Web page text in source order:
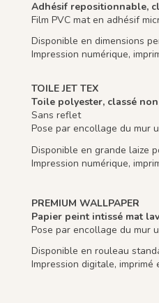
Adhésif repositionnable,
Film PVC mat en adhésif
Disponible en dimensions
Impression numérique,
TOILE JET TEX
Toile polyester, classé
Sans reflet
Pose par encollage du mur
Disponible en grande laize
Impression numérique,
PREMIUM WALLPAPER
Papier peint intissé mat
Pose par encollage du mur
Disponible en rouleau
Impression digitale, imprimé